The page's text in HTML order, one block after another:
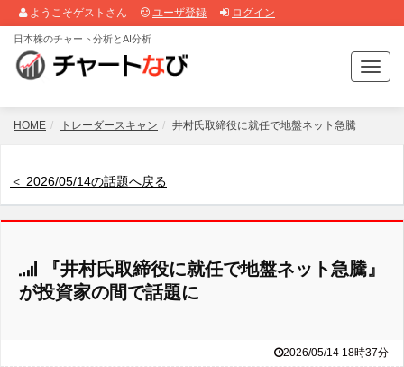
ようこそゲストさん ユーザ登録 ログイン
T
o
g
a
日本株のチャート分析とAI分析
HOME トレーダースキャン 井村氏取締役に就任で地盤ネット急騰
＜ 2026/05/14の話題へ戻る
『井村氏取締役に就任で地盤ネット急騰』
が投資家の間で話題に
2026/05/14 18時37分